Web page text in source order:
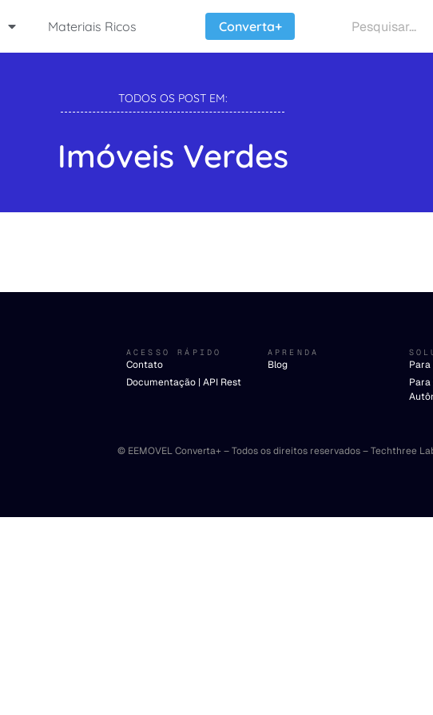
Materiais Ricos Converta+
TODOS OS POST EM:
Imóveis Verdes
ACESSO RÁPIDO
Contato
Documentação | API Rest
APRENDA
Blog
© EEMOVEL Converta+ – Todos os direitos reservados – Techthree